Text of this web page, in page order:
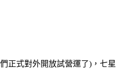
正式對外開放試營運了)，七星